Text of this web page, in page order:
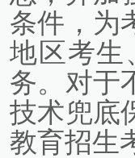
条件，为
地区考生
务。对于
技术兜底
教育招生